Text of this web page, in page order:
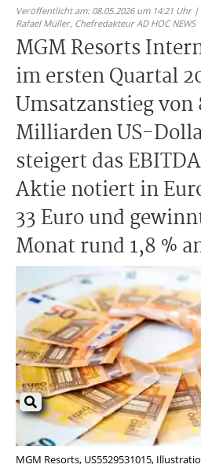
Veröffentlicht am: 08.05.2026 um 14:21 Uhr
Rafael Müller, Chefredakteur AD HOC NEWS
MGM Resorts
im ersten Quartal
Umsatzanstieg von
Milliarden US-
steigert das
Aktie notiert in
33 Euro und
Monat rund 1,8 %
MGM Resorts, US5529531015,